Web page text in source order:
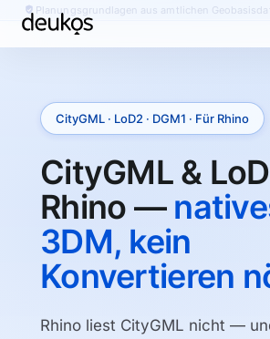
Planungsgrundlagen aus amtlichen
CityGML · LoD2 · DGM1 · Für Rhino
CityGML &
Rhino —
3DM, kein
Konvertieren
Rhino liest CityGML nicht —